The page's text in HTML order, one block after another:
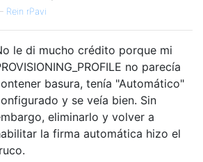
Rein rPavi
le di mucho crédito porque mi
no parecía
basura, tenía "Automático"
y se veía bien. Sin
eliminarlo y volver a
la firma automática hizo el